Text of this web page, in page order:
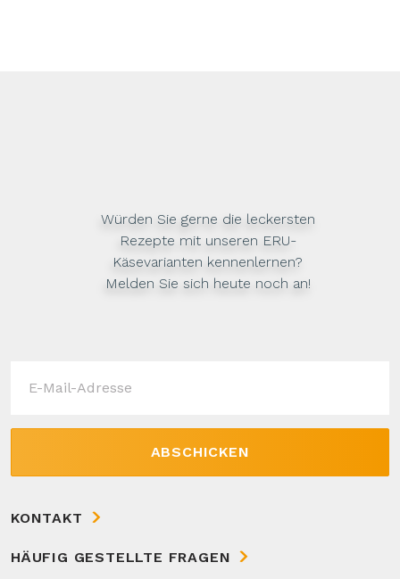
KONTAKT
HÄUFIG GESTELLTE FRAGEN
Würden Sie gerne die leckersten
Rezepte mit unseren ERU-
Käsevarianten kennenlernen?
Melden Sie sich heute noch an!
ABSCHICKEN